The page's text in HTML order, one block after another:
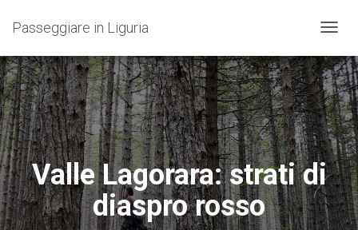
Passeggiare in Liguria
A
V
I
G
A
Z
I
O
N
E
T
O
Valle Lagorara: strati di
diaspro rosso